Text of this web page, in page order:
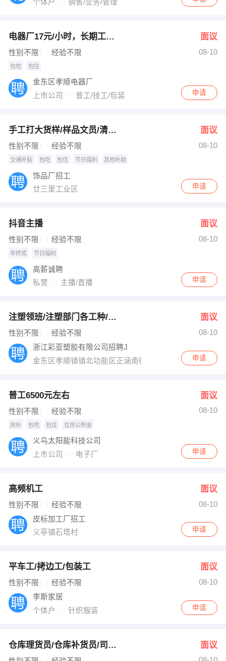
个体户
销售/业务/管理
电器厂17元/小时，长期工，白班 面议
性别不限 经验不限 08-10
包吃 包住
金东区孝顺电器厂
上市公司
普工/技工/包装 申请
手工打大货样/样品文员/清理及修理尾数/普工 面议
性别不限 经验不限 08-10
交通补贴 包吃 包住 节日福利 其他补助
饰品厂招工
廿三里工业区
申请
抖音主播 面议
性别不限 经验不限 08-10
年终奖 节日福利
高薪诚聘
私营
主播/直播 申请
注塑领班/注塑部门各工种/普工/跟单/部门管理 面议
性别不限 经验不限
08-10
浙江彩亚塑胶有限公司招聘J
金东区孝顺镇镇北功能区正涵南街1365号
申请
普工6500元左右 面议
性别不限 经验不限 08-10
房补 包吃 包住 住房公积金
义乌太阳能科技公司
上市公司
电子厂 申请
高频机工 面议
性别不限 经验不限
08-10
皮标加工厂招工
义亭镇石塔村
申请
平车工/拷边工/包装工 面议
性别不限 经验不限
08-10
李斯家居
个体户
针织服装 申请
仓库理货员/仓库补货员/司机/打包配货 面议